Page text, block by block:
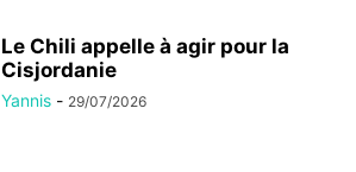
Le Chili appelle à agir pour la
Cisjordanie
Yannis - 29/07/2026